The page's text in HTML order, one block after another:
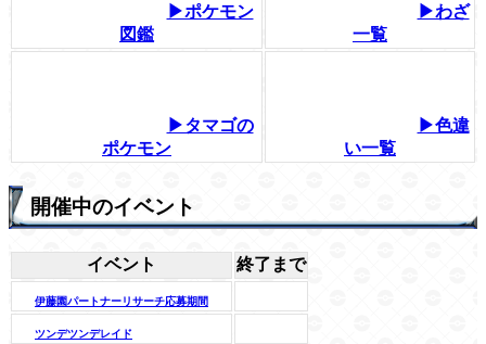
▶ポケモン
図鑑
▶わざ
一覧
▶タマゴの
ポケモン
▶色違
い一覧
開催中のイベント
イベント 終了まで
伊藤園パートナーリサーチ応募期間
ツンデツンデレイド